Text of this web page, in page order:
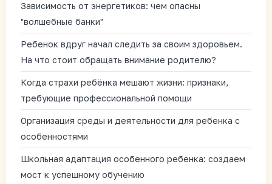
Зависимость от энергетиков: чем опасны
"волшебные банки"
Ребенок вдруг начал следить за своим здоровьем.
На что стоит обращать внимание родителю?
Когда страхи ребёнка мешают жизни: признаки,
требующие профессиональной помощи
Организация среды и деятельности для ребенка с
особенностями
Школьная адаптация особенного ребенка: создаем
мост к успешному обучению